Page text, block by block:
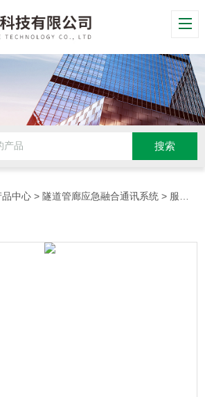
品中心 > 隧道管廊应急融合通讯系统 > 服务器-IPPBX